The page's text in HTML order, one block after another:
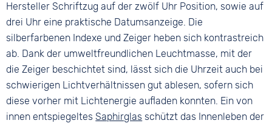
Hersteller Schriftzug auf der zwölf Uhr Position, sowie auf
drei Uhr eine praktische Datumsanzeige. Die
silberfarbenen Indexe und Zeiger heben sich kontrastreich
ab. Dank der umweltfreundlichen Leuchtmasse, mit der
die Zeiger beschichtet sind, lässt sich die Uhrzeit auch bei
schwierigen Lichtverhältnissen gut ablesen, sofern sich
diese vorher mit Lichtenergie aufladen konnten. Ein von
innen entspiegeltesSaphirglas schützt das Innenleben der